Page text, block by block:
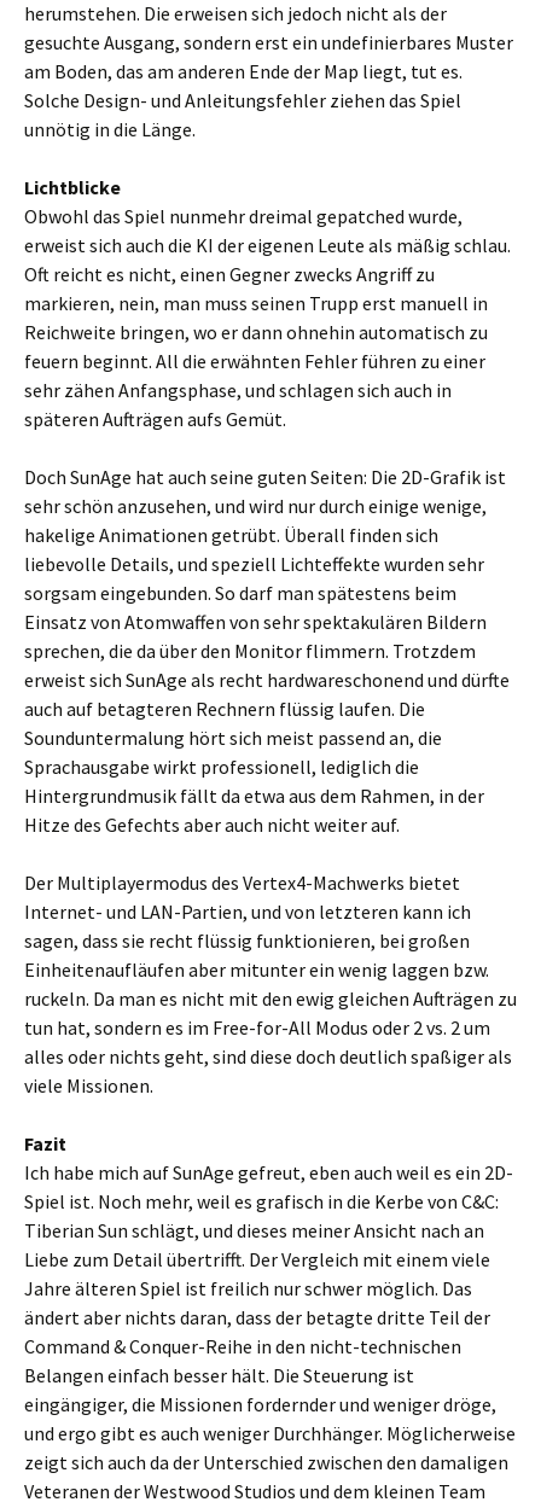
herumstehen. Die erweisen sich jedoch nicht als der
gesuchte Ausgang, sondern erst ein undefinierbares Muster
am Boden, das am anderen Ende der Map liegt, tut es.
Solche Design- und Anleitungsfehler ziehen das Spiel
unnötig in die Länge.
Lichtblicke
Obwohl das Spiel nunmehr dreimal gepatched wurde,
erweist sich auch die KI der eigenen Leute als mäßig schlau.
Oft reicht es nicht, einen Gegner zwecks Angriff zu
markieren, nein, man muss seinen Trupp erst manuell in
Reichweite bringen, wo er dann ohnehin automatisch zu
feuern beginnt. All die erwähnten Fehler führen zu einer
sehr zähen Anfangsphase, und schlagen sich auch in
späteren Aufträgen aufs Gemüt.
Doch SunAge hat auch seine guten Seiten: Die 2D-Grafik ist
sehr schön anzusehen, und wird nur durch einige wenige,
hakelige Animationen getrübt. Überall finden sich
liebevolle Details, und speziell Lichteffekte wurden sehr
sorgsam eingebunden. So darf man spätestens beim
Einsatz von Atomwaffen von sehr spektakulären Bildern
sprechen, die da über den Monitor flimmern. Trotzdem
erweist sich SunAge als recht hardwareschonend und dürfte
auch auf betagteren Rechnern flüssig laufen. Die
Sounduntermalung hört sich meist passend an, die
Sprachausgabe wirkt professionell, lediglich die
Hintergrundmusik fällt da etwa aus dem Rahmen, in der
Hitze des Gefechts aber auch nicht weiter auf.
Der Multiplayermodus des Vertex4-Machwerks bietet
Internet- und LAN-Partien, und von letzteren kann ich
sagen, dass sie recht flüssig funktionieren, bei großen
Einheitenaufläufen aber mitunter ein wenig laggen bzw.
ruckeln. Da man es nicht mit den ewig gleichen Aufträgen zu
tun hat, sondern es im Free-for-All Modus oder 2 vs. 2 um
alles oder nichts geht, sind diese doch deutlich spaßiger als
viele Missionen.
Fazit
Ich habe mich auf SunAge gefreut, eben auch weil es ein 2D-
Spiel ist. Noch mehr, weil es grafisch in die Kerbe von C&C:
Tiberian Sun schlägt, und dieses meiner Ansicht nach an
Liebe zum Detail übertrifft. Der Vergleich mit einem viele
Jahre älteren Spiel ist freilich nur schwer möglich. Das
ändert aber nichts daran, dass der betagte dritte Teil der
Command & Conquer-Reihe in den nicht-technischen
Belangen einfach besser hält. Die Steuerung ist
eingängiger, die Missionen fordernder und weniger dröge,
und ergo gibt es auch weniger Durchhänger. Möglicherweise
zeigt sich auch da der Unterschied zwischen den damaligen
Veteranen der Westwood Studios und dem kleinen Team